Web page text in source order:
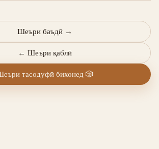
← Шеъри қаблӣ
Шеъри баъдӣ →
тасодуфӣ бихонед 🎲